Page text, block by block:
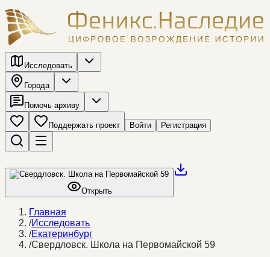
Исследовать
Города
Помочь архиву
Поддержать проект Войти Регистрация
Открыть
Главная
/Исследовать
/Екатеринбург
/Свердловск. Школа на Первомайской 59